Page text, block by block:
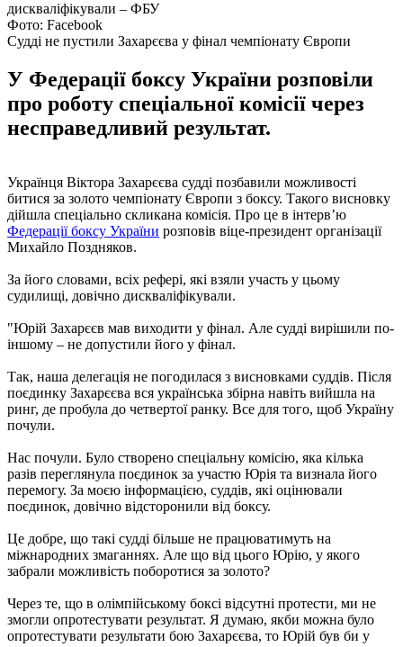
Фото: Facebook
Судді не пустили Захарєєва у фінал чемпіонату Європи
У Федерації боксу України розповіли
про роботу спеціальної комісії через
несправедливий результат.
Українця Віктора Захарєєва судді позбавили можливості
битися за золото чемпіонату Європи з боксу. Такого висновку
дійшла спеціально скликана комісія. Про це в інтерв’ю
Федерації боксу України розповів віце-президент організації
Михайло Поздняков.
За його словами, всіх рефері, які взяли участь у цьому
судилищі, довічно дискваліфікували.
"Юрій Захарєєв мав виходити у фінал. Але судді вирішили по-
іншому – не допустили його у фінал.
Так, наша делегація не погодилася з висновками суддів. Після
поєдинку Захарєєва вся українська збірна навіть вийшла на
ринг, де пробула до четвертої ранку. Все для того, щоб Україну
почули.
Нас почули. Було створено спеціальну комісію, яка кілька
разів переглянула поєдинок за участю Юрія та визнала його
перемогу. За моєю інформацією, суддів, які оцінювали
поєдинок, довічно відсторонили від боксу.
Це добре, що такі судді більше не працюватимуть на
міжнародних змаганнях. Але що від цього Юрію, у якого
забрали можливість поборотися за золото?
Через те, що в олімпійському боксі відсутні протести, ми не
змогли опротестувати результат. Я думаю, якби можна було
опротестувати результати бою Захарєєва, то Юрій був би у